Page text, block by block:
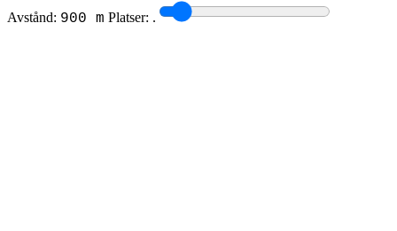
Avstånd: 900 m Platser: .